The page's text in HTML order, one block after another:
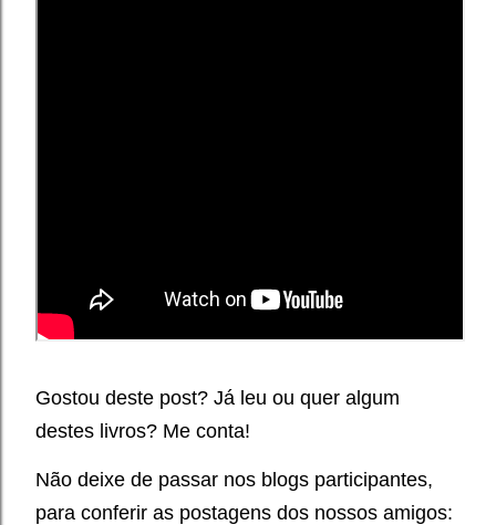
Gostou deste post? Já leu ou quer algum
destes livros? Me conta!
Não deixe de passar nos blogs participantes,
para conferir as postagens dos nossos amigos: